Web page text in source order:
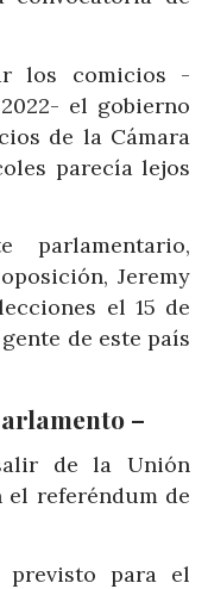
los comicios -
el gobierno
de la Cámara
parecía lejos
parlamentario,
Jeremy
el 15 de
de este país
–
de la Unión
el referéndum de
previsto para el